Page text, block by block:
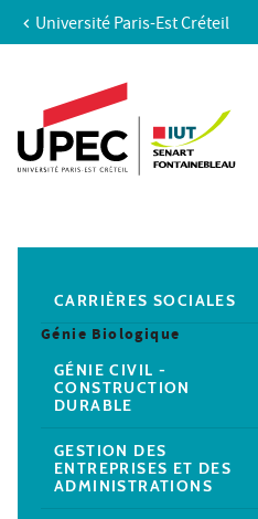
Aller au contenu
Accès directs
Recherche
Navigation secondaire
Université Paris-Est Créteil
CARRIÈRES SOCIALES
Génie Biologique
GÉNIE CIVIL -
CONSTRUCTION
DURABLE
GESTION DES
ENTREPRISES ET DES
ADMINISTRATIONS